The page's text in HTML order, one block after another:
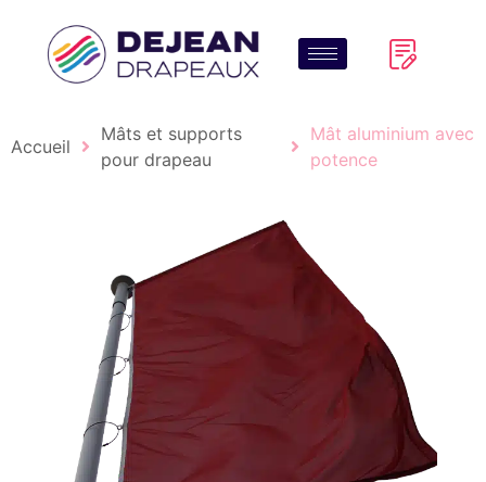
Accueil
Mâts et supports
pour drapeau
Mât aluminium avec
potence